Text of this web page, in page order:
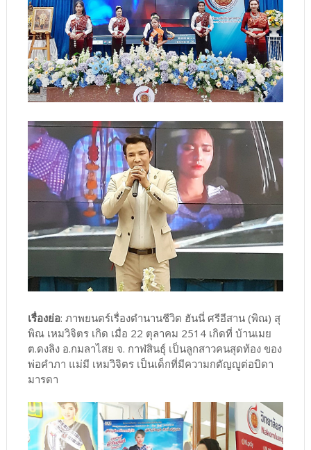
เรื่องย่อ: ภาพยนตร์เรื่องตำนานชีวิต ฮันนี่ ศรีอีสาน (พิณ) สุ
พิณ เหมวิจิตร เกิด เมื่อ 22 ตุลาคม 2514 เกิดที่ บ้านเมย
ต.ดงลิง อ.กมลาไสย จ. กาฬสินธุ์ เป็นลูกสาวคนสุดท้อง ของ
พ่อคำภา แม่มี เหมวิจิตร เป็นเด็กที่มีความกตัญญูต่อบิดา
มารดา